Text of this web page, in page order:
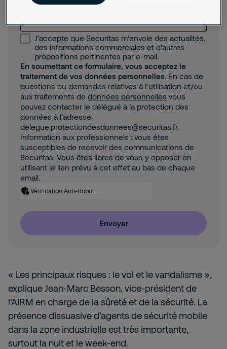
« Les principaux risques : le vol et le vandalisme »,
explique Jean‑Marc Besson, vice-président de
l’AIRM en charge de la sûreté et de la sécurité. La
présence dissuasive d’agents de sécurité mobile
dans la zone industrielle est très importante,
surtout la nuit et le week-end.
J'accepte que Securitas m'envoie des actualités,
des informations commerciales et d'autres
propositions pertinentes par e-mail.
En soumettant ce formulaire, vous acceptez le
traitement de vos données personnelles. En cas de
questions ou demandes relatives à l’utilisation et/ou
aux traitements de données personnelles vous
pouvez contacter le délégué à la protection des
données à l’adresse
delegue.protectiondesdonnees@securitas.fr.
Information aux professionnels : vous êtes
susceptibles de recevoir des communications de
Securitas. Vous êtes libres de vous y opposer en
utilisant le lien prévu à cet effet au bas de chaque
email.
Vérification Anti-Robot
Envoyer